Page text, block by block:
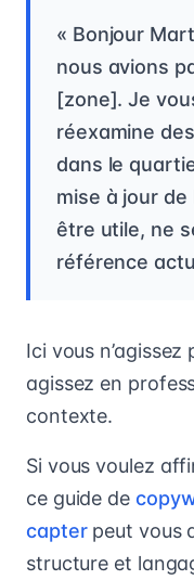
« Bonjour
nous avions
[zone]. Je
réexamine
dans le
mise à jour de
être utile, ne
référence
Ici vous
agissez en
contexte.
Si vous voulez
ce guide de
capterpeut vous
structure et